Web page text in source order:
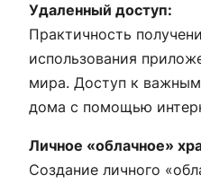
Удаленный доступ:
Практичность
использования
мира. Доступ к
дома с помощью
Личное «облачное»
Создание личного